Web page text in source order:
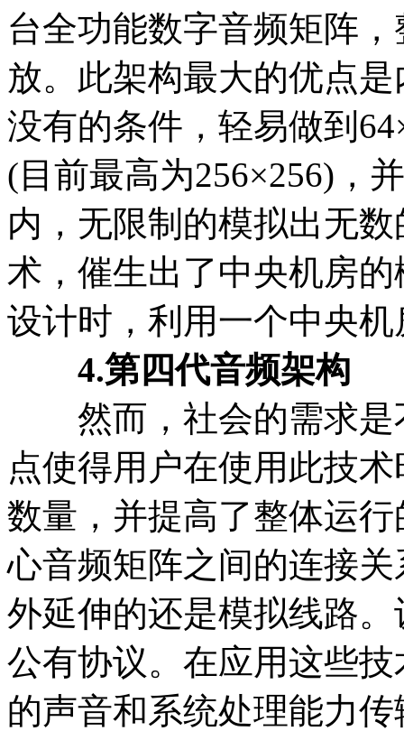
台全功能数字音频矩阵
放。此架构最大的优点
没有的条件，轻易做到
(目前最高为256×256)，
内，无限制的模拟出无
术，催生出了中央机房
设计时，利用一个中央
4.第四代音频架构
然而，社会的需求是
点使得用户在使用此技
数量，并提高了整体运
心音频矩阵之间的连接
外延伸的还是模拟线路
公有协议。在应用这些
的声音和系统处理能力